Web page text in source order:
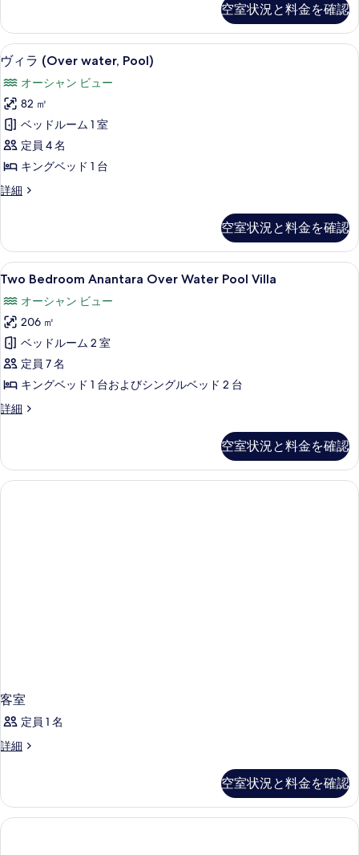
を
表
示
す
る
ー
ビ
ュ
ー
(Peninsula,
Pool)
の
す
べ
写
真
を
表
示
す
る
ム
ヴ
ィ
ラ
シ
ー
ビ
ュ
ー
(Peninsula,
Pool)
の
空室状況と料金を確認
ヴ
ィ
ラ
(Over
water,
Pool)
の
す
の
写
真
を
表
示
す
る
ヴィラ (Over water, Pool) | ミニバー
6
ヴィラ (Over water, Pool)
オーシャン ビュー
82 ㎡
ベッドルーム 1 室
定員 4 名
キングベッド 1 台
詳細
ヴ
water,
Pool)
の
細
空室状況と料金を確認
Two
Bedroom
Anantara
Over
Water
Pool
Villa
の
す
て
の
Two Bedroom Anantara Over Water
6
Two Bedroom Anantara Over Water Pool Villa
オーシャン ビュー
206 ㎡
ベッドルーム 2 室
定員 7 名
キングベッド 1 台およびシングルベッド 2 台
詳細
Two
Water
Pool
Villa
空室状況と料金を確認
客室
定員 1 名
詳細
客
細
空室状況と料金を確認